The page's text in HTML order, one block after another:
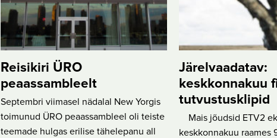
Reisikiri ÜRO
peaassambleelt
Septembri viimasel nädalal New Yorgis
toimunud ÜRO peaassambleel oli teiste
teemade hulgas erilise tähelepanu all
Järelvaadatav:
keskkonnakuu
tutvustusklipid
Mais jõudsid ETV2
keskkonnakuu raames